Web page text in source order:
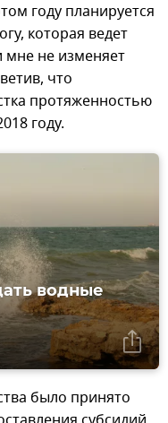
году планируется
которая ведет
мне не изменяет
что
протяженностью
году.
водные
было принято